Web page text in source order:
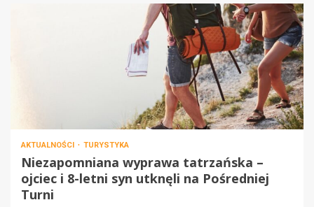
AKTUALNOŚCI TURYSTYKA
Niezapomniana wyprawa tatrzańska –
ojciec i 8-letni syn utknęli na Pośredniej
Turni